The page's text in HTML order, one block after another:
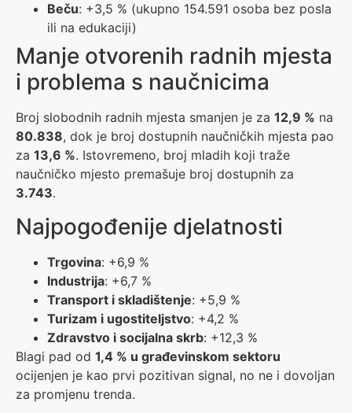
Beču: +3,5 % (ukupno 154.591 osoba bez posla
ili na edukaciji)
Manje otvorenih radnih mjesta
i problema s naučnicima
Broj slobodnih radnih mjesta smanjen je za 12,9 % na
80.838, dok je broj dostupnih naučničkih mjesta pao
za 13,6 %. Istovremeno, broj mladih koji traže
naučničko mjesto premašuje broj dostupnih za
3.743.
Najpogođenije djelatnosti
Trgovina: +6,9 %
Industrija: +6,7 %
Transport i skladištenje: +5,9 %
Turizam i ugostiteljstvo: +4,2 %
Zdravstvo i socijalna skrb: +12,3 %
Blagi pad od 1,4 % u građevinskom sektoru
ocijenjen je kao prvi pozitivan signal, no ne i dovoljan
za promjenu trenda.